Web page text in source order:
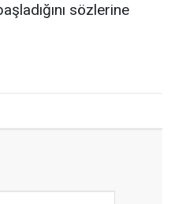
sözlerine